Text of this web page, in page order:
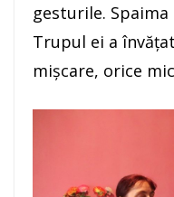
gesturile.
Trupul ei a
mişcare, orice